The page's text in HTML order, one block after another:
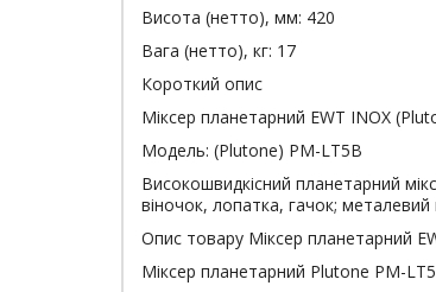
Висота (нетто), мм: 420
Вага (нетто), кг: 17
Короткий опис
Міксер планетарний EWT INOX
Модель: (Plutone) PM-LT5B
Високошвидкісний планетарний
віночок, лопатка, гачок;
Опис товару Міксер планетарний
Міксер планетарний Plutone PM-